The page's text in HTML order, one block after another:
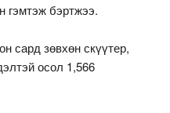
гэмтэж бэртжээ.
сард зөвхөн скүүтер,
осол 1,566